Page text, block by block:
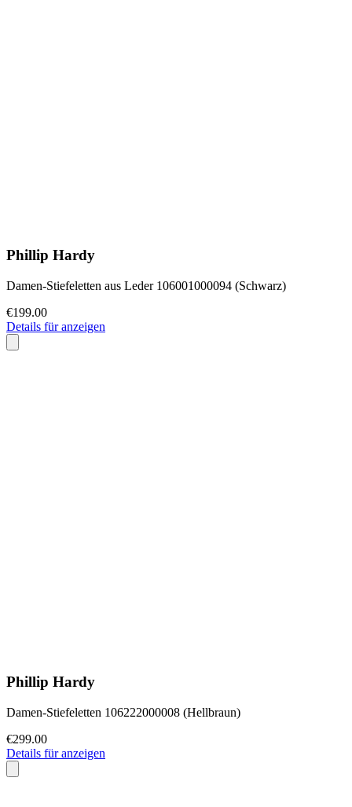
Phillip Hardy
Damen-Stiefeletten aus Leder 106001000094 (Schwarz)
€199.00
Details für anzeigen
Phillip Hardy
Damen-Stiefeletten 106222000008 (Hellbraun)
€299.00
Details für anzeigen